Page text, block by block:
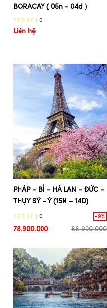
BORACAY ( 05n – 04d )
0
Liên hệ
PHÁP – BỈ – HÀ LAN – ĐỨC –
THỤY SỸ – Ý (15N – 14D)
0 -9%
78.900.000 86.900.000